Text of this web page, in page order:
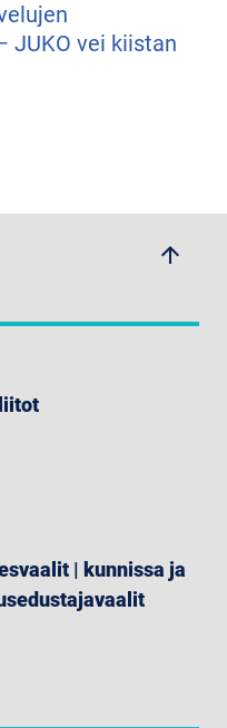
JUKO vei kiistan
arrow_upwards
| kunnissa ja